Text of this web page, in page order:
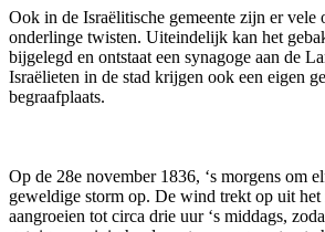
Ook in de Israëlitische gemeente zijn er vele
onderlinge twisten. Uiteindelijk kan het
bijgelegd en ontstaat een synagoge aan de
Israëlieten in de stad krijgen ook een eigen
begraafplaats.
Op de 28e november 1836, ‘s morgens om
geweldige storm op. De wind trekt op uit
aangroeien tot circa drie uur ‘s middags,